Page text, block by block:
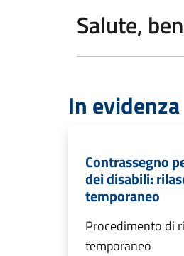
Salute,
In evidenza
Contrassegno
dei disabili:
temporaneo
Procedimento di
temporaneo